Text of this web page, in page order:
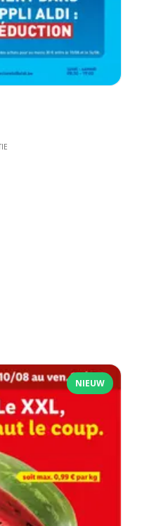
NIEUW